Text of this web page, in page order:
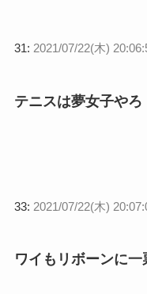
31: 2021/07/22(木)
テニスは夢女子やろ
33: 2021/07/22(木)
ワイもリボーンに一